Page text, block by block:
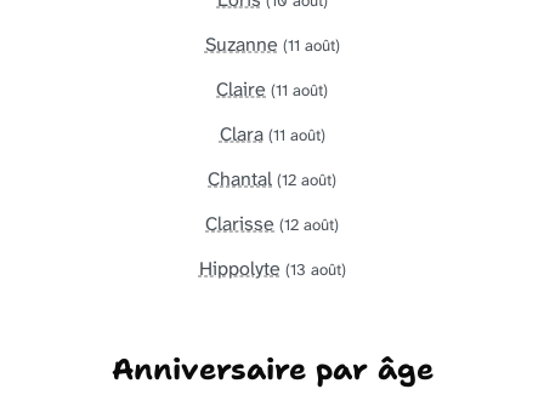
Suzanne (11 août)
Claire (11 août)
Clara (11 août)
Chantal (12 août)
Clarisse (12 août)
Hippolyte (13 août)
Anniversaire par âge